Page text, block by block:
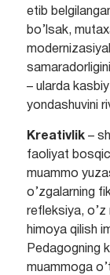
etib
bo’lsak,
– ularda
yondashuvini
Kreativlik–
faoliyat
muammo
o’zgalarning
refleksiya,
himoya qilish
Pedagogning
muammoga